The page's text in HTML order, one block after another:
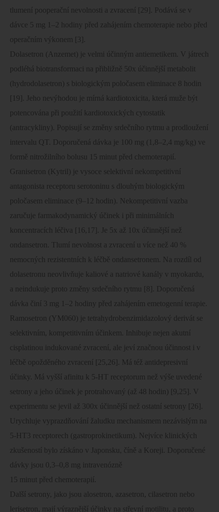
tlumení pooperační nevolnosti a zvracení [29]. Podává se v
dávce 5 mg 1–2 hodiny před zahájením chemoterapie nebo před
operačním výkonem [3].
Dolasetron (Anzemet) je velmi účinným antiemetikem. V játrech
podléhá biotransformaci na přibližně 50x účinnější metabolit
(hydrodolasetron) s biologickým poločasem eliminace 8 hodin
[19]. Jeho nevýhodou je mírná kardiotoxicita, která muže být
potencována při použití kardiotoxických cytostatik
(antracykliny). Popisují se změny srdečního rytmu a prodloužení
intervalu QT. Doporučená dávka je 100 mg (1,8–2,4 mg/kg) ve
formě nitrožilního bolusu 15 minut před chemoterapií.
Granisetron (Kytril) je vysoce selektivní nekompetitivní
antagonista receptoru serotoninu s dlouhým biologickým
poločasem eliminace (9–12 hodin). Nekompetitivní vazba
zaručuje farmakodynamický účinek i při minimálních
koncentracích léčiva [16,17]. Je 5x až 10x účinnější než
ondansetron. Tlumí nevolnost a zvracení u více než 40 %
nemocných rezistentních k léčbě ondansetronem. Na rozdíl od
dolasetronu neovlivňuje kaliové a natriové kanály v myokardu,
a neindukuje proto změny srdečního rytmu [8]. Doporučená
dávka činí 3 mg 1–2 hodiny před zahájením emetogenní terapie.
Ramosetron (YM060) je tetrahydrobenzimidazolový derivát se
selektivním, kompetitivním účinkem. Inhibuje nejen akutní
cisplatinou indukované zvracení, ale jeví značnou účinnost i v
léčbě opožděného zvracení [25,26]. Má též antidepresivní
účinky. Má vyšší afinitu k 5-HT receptorum než výše uvedené
setrony a jeho účinek je protrahovaný (až 48 hodin) [9,25]. V
experimentu se jevil až 300x účinnější než ostatní setrony [26].
Urychluje vyprazdňování žaludku mechanismem nezávislým na
5-HT3 receptorech (gastroprokinetikum). Nejvíce klinických
zkušeností bylo získáno v Japonsku, číně a Koreji. Doporučené
dávky jsou 0,3–0,8 mg intravenózně
15 minut před chemoterapií.
Další setrony, jako jsou alosetron, azasetron, cilasetron nebo
lerisetron, mají výraznější účinky na střevní motilitu, a proto